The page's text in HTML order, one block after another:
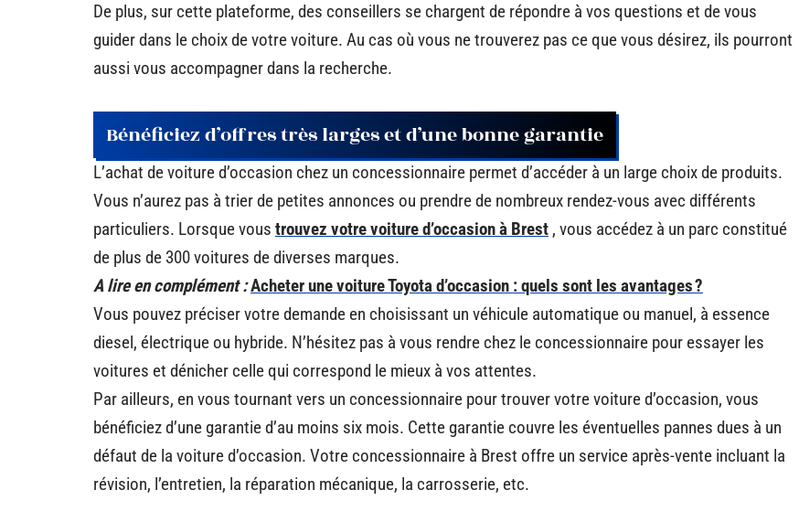
De plus, sur cette plateforme, des conseillers se chargent de répondre à vos questions et de vous
guider dans le choix de votre voiture. Au cas où vous ne trouverez pas ce que vous désirez, ils pourront
aussi vous accompagner dans la recherche.
Bénéficiez d’offres très larges et d’une bonne garantie
L’achat de voiture d’occasion chez un concessionnaire permet d’accéder à un large choix de produits.
Vous n’aurez pas à trier de petites annonces ou prendre de nombreux rendez-vous avec différents
particuliers. Lorsque vous trouvez votre voiture d’occasion à Brest , vous accédez à un parc constitué
de plus de 300 voitures de diverses marques.
A lire en complément :Acheter une voiture Toyota d’occasion : quels sont les avantages ?
Vous pouvez préciser votre demande en choisissant un véhicule automatique ou manuel, à essence
diesel, électrique ou hybride. N’hésitez pas à vous rendre chez le concessionnaire pour essayer les
voitures et dénicher celle qui correspond le mieux à vos attentes.
Par ailleurs, en vous tournant vers un concessionnaire pour trouver votre voiture d’occasion, vous
bénéficiez d’une garantie d’au moins six mois. Cette garantie couvre les éventuelles pannes dues à un
défaut de la voiture d’occasion. Votre concessionnaire à Brest offre un service après-vente incluant la
révision, l’entretien, la réparation mécanique, la carrosserie, etc.